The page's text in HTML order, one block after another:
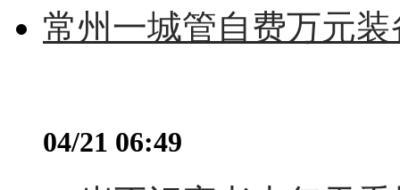
常州一城管自费万元
04/21 06:49